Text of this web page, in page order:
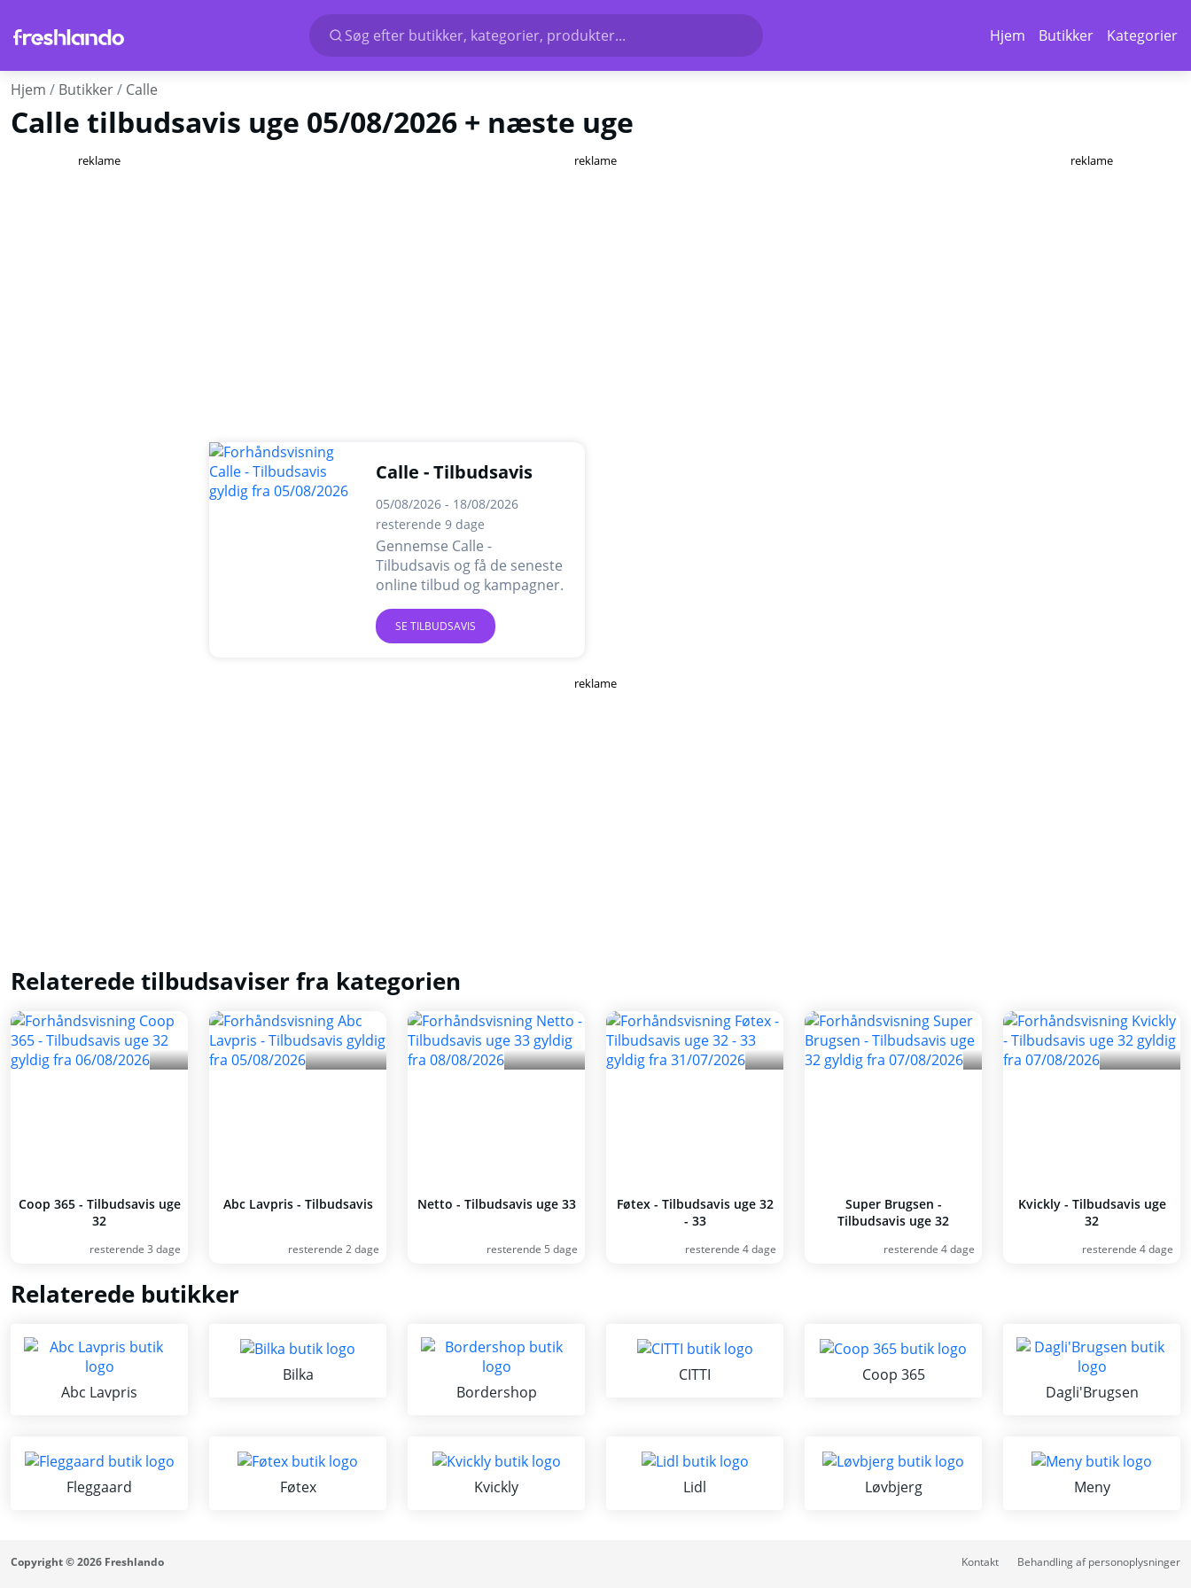
Søg efter butikker, kategorier, produkter... Hjem Butikker Kategorier
Hjem Butikker Calle
Calle tilbudsavis uge 05/08/2026 + næste uge
reklame reklame
Calle - Tilbudsavis
05/08/2026 - 18/08/2026
resterende 9 dage
Gennemse Calle -
Tilbudsavis og få de seneste
online tilbud og kampagner.
SE TILBUDSAVIS
reklame
reklame
Relaterede tilbudsaviser fra kategorien
Coop 365 - Tilbudsavis uge
32
resterende 3 dage
Abc Lavpris - Tilbudsavis
resterende 2 dage
Netto - Tilbudsavis uge 33
resterende 5 dage
Føtex - Tilbudsavis uge 32
- 33
resterende 4 dage
Super Brugsen -
Tilbudsavis uge 32
resterende 4 dage
Kvickly - Tilbudsavis uge
32
resterende 4 dage
Relaterede butikker
Abc Lavpris
Bilka
Bordershop
CITTI
Coop 365
Dagli'Brugsen
Fleggaard Føtex Kvickly Lidl Løvbjerg Meny
Kontakt Behandling af personoplysninger
Copyright © 2026 Freshlando